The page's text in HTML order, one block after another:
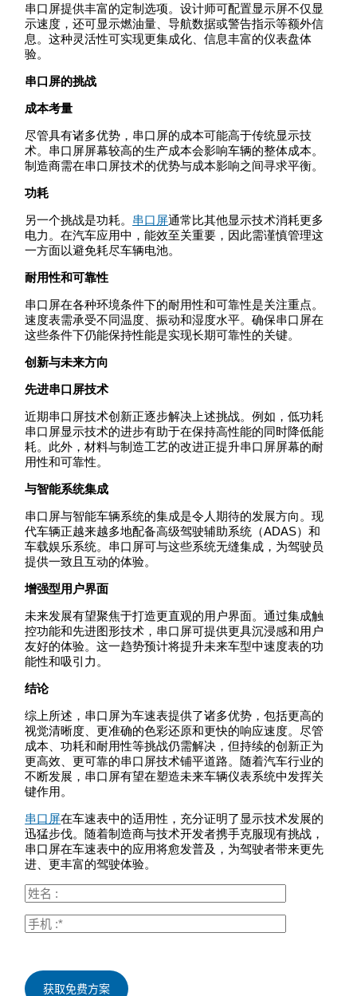
串口屏提供丰富的定制选项。设计师可配置显示屏不仅显
示速度，还可显示燃油量、导航数据或警告指示等额外信
息。这种灵活性可实现更集成化、信息丰富的仪表盘体
验。
串口屏的挑战
成本考量
尽管具有诸多优势，串口屏的成本可能高于传统显示技
术。串口屏屏幕较高的生产成本会影响车辆的整体成本。
制造商需在串口屏技术的优势与成本影响之间寻求平衡。
功耗
另一个挑战是功耗。 串口屏通常比其他显示技术消耗更多
电力。在汽车应用中，能效至关重要，因此需谨慎管理这
一方面以避免耗尽车辆电池。
耐用性和可靠性
串口屏在各种环境条件下的耐用性和可靠性是关注重点。
速度表需承受不同温度、振动和湿度水平。确保串口屏在
这些条件下仍能保持性能是实现长期可靠性的关键。
创新与未来方向
先进串口屏技术
近期串口屏技术创新正逐步解决上述挑战。例如，低功耗
串口屏显示技术的进步有助于在保持高性能的同时降低能
耗。此外，材料与制造工艺的改进正提升串口屏屏幕的耐
用性和可靠性。
与智能系统集成
串口屏与智能车辆系统的集成是令人期待的发展方向。现
代车辆正越来越多地配备高级驾驶辅助系统（ADAS）和
车载娱乐系统。串口屏可与这些系统无缝集成，为驾驶员
提供一致且互动的体验。
增强型用户界面
未来发展有望聚焦于打造更直观的用户界面。通过集成触
控功能和先进图形技术，串口屏可提供更具沉浸感和用户
友好的体验。这一趋势预计将提升未来车型中速度表的功
能性和吸引力。
结论
综上所述，串口屏为车速表提供了诸多优势，包括更高的
视觉清晰度、更准确的色彩还原和更快的响应速度。尽管
成本、功耗和耐用性等挑战仍需解决，但持续的创新正为
更高效、更可靠的串口屏技术铺平道路。随着汽车行业的
不断发展，串口屏有望在塑造未来车辆仪表系统中发挥关
键作用。
串口屏在车速表中的适用性，充分证明了显示技术发展的
迅猛步伐。随着制造商与技术开发者携手克服现有挑战，
串口屏在车速表中的应用将愈发普及，为驾驶者带来更先
进、更丰富的驾驶体验。